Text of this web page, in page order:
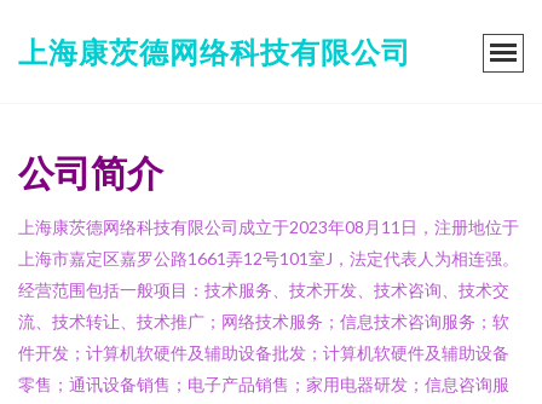
上海康茨德网络科技有限公司
公司简介
上海康茨德网络科技有限公司成立于2023年08月11日，注册地位于
上海市嘉定区嘉罗公路1661弄12号101室J，法定代表人为相连强。
经营范围包括一般项目：技术服务、技术开发、技术咨询、技术交
流、技术转让、技术推广；网络技术服务；信息技术咨询服务；软
件开发；计算机软硬件及辅助设备批发；计算机软硬件及辅助设备
零售；通讯设备销售；电子产品销售；家用电器研发；信息咨询服